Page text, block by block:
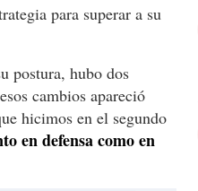
para superar a su
postura, hubo dos
cambios apareció
hicimos en el segundo
en defensa como en